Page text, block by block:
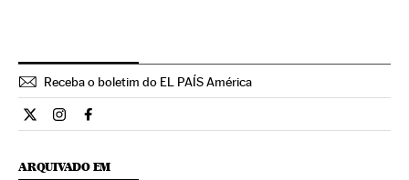
Receba o boletim do EL PAÍS América
Internacional El País Brasil en Twitter
Internacional El País Brasil en Instagram
Internacional El País Brasil en Facebook
ARQUIVADO EM